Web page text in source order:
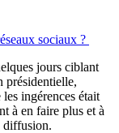
sociaux ?
jours ciblant
présidentielle,
ingérences était
à en faire plus et à
diffusion.